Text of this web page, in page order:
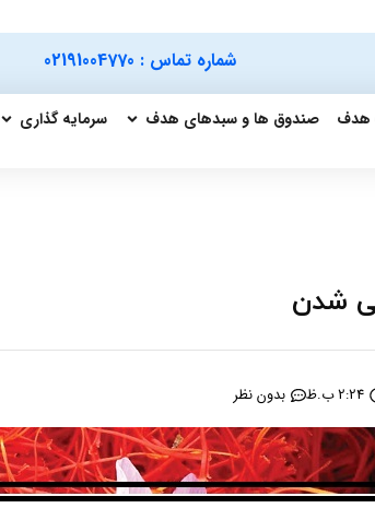
شماره تماس : 02191004770
هدف صندوق ها و سبدهای هدف سرمایه گذاری
شدن
2:24 ب.ظ بدون نظر